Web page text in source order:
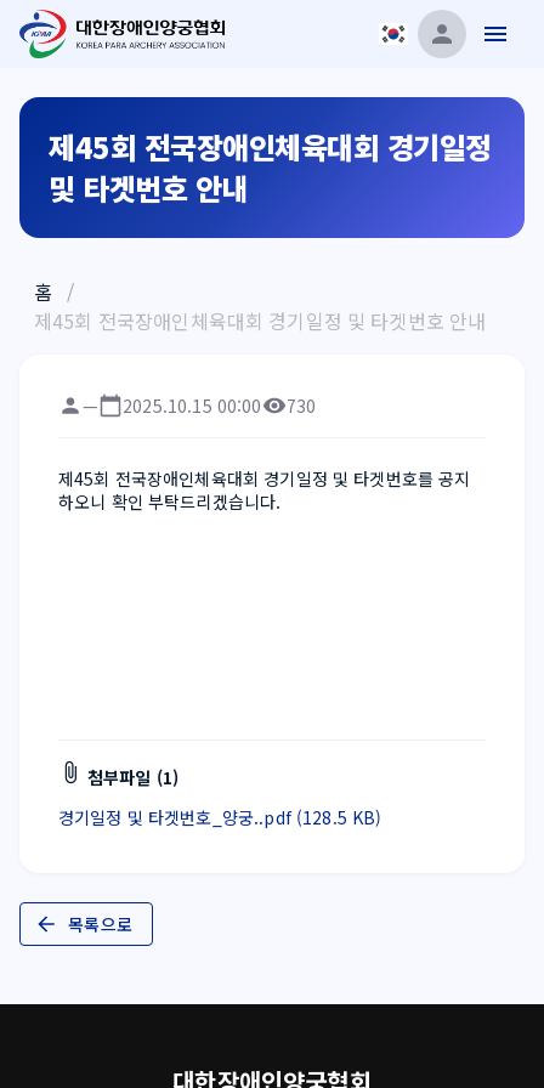
제45회 전국장애인체육대회 경기일정
및 타겟번호 안내
홈 /
제45회 전국장애인체육대회 경기일정 및 타겟번호 안내
— 2025.10.15 00:00 730
제45회 전국장애인체육대회 경기일정 및 타겟번호를 공지
하오니 확인 부탁드리겠습니다.
첨부파일 (1)
경기일정 및 타겟번호_양궁..pdf (128.5 KB)
목록으로